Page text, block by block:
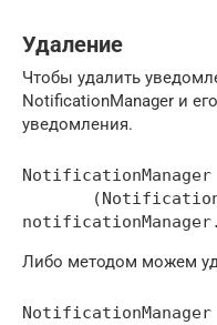
Удаление
Чтобы удалить
NotificationManager и
уведомления.
Либо методом можем